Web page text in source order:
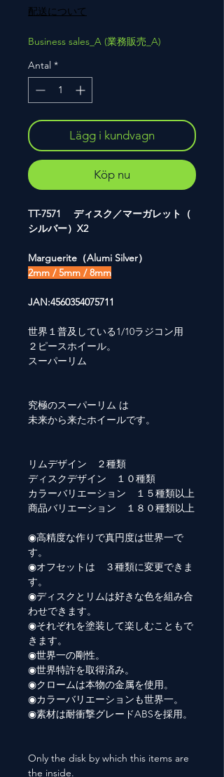
配送について
Business sales_A (業務販売_A)
Antal *
Lägg i kundvagn
Köp nu
TT-7571 ディスク／マーガレット（
シルバー）X2
Marguerite（Alumi Silver）
2mm / 5mm / 8mm
JAN:4560354075711
世界１普及している1/10ラジコン用
２ピースホイール。
スーパーリム
究極のスーパーリム は
未来から来たホイールです。
リムデザイン ２種類
ディスクデザイン １０種類
カラーバリエーション １５種類以上
商品バリエーション １８０種類以上
◉高精度な作りで真円度は世界一で
す。
◉オフセットは ３種類に変更できま
す。
◉ディスクとリムは好きな色を組み合
わせできます。
◉それぞれを塗装して楽しむこともで
きます。
◉世界一の剛性。
◉世界特許を取得済み。
◉クロームは本物の金属を使用。
◉カラーバリエーションも世界一。
◉素材は耐衝撃グレードABSを採用。
Only the disk by which this items are
the inside.